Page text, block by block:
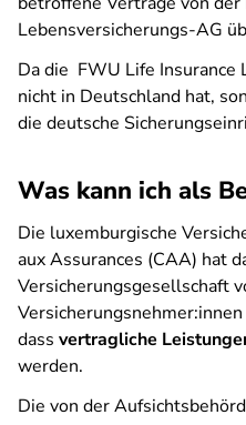
Lebensversicherungs-AG
Da die FWU Life Insurance
nicht in Deutschland hat,
die deutsche
Was kann ich als
Die luxemburgische
aux Assurances (CAA) hat
Versicherungsgesellschaft
dass vertragliche
werden.
Die von der